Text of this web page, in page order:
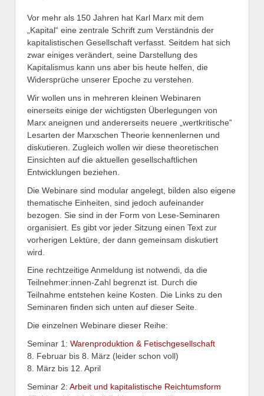
Vor mehr als 150 Jahren hat Karl Marx mit dem
„Kapital“ eine zentrale Schrift zum Verständnis der
kapitalistischen Gesellschaft verfasst. Seitdem hat sich
zwar einiges verändert, seine Darstellung des
Kapitalismus kann uns aber bis heute helfen, die
Widersprüche unserer Epoche zu verstehen.
Wir wollen uns in mehreren kleinen Webinaren
einerseits einige der wichtigsten Überlegungen von
Marx aneignen und andererseits neuere „wertkritische‟
Lesarten der Marxschen Theorie kennenlernen und
diskutieren. Zugleich wollen wir diese theoretischen
Einsichten auf die aktuellen gesellschaftlichen
Entwicklungen beziehen.
Die Webinare sind modular angelegt, bilden also eigene
thematische Einheiten, sind jedoch aufeinander
bezogen. Sie sind in der Form von Lese-Seminaren
organisiert. Es gibt vor jeder Sitzung einen Text zur
vorherigen Lektüre, der dann gemeinsam diskutiert
wird.
Eine rechtzeitige Anmeldung ist notwendi, da die
Teilnehmer:innen-Zahl begrenzt ist. Durch die
Teilnahme entstehen keine Kosten. Die Links zu den
Seminaren finden sich unten auf dieser Seite.
Die einzelnen Webinare dieser Reihe:
Seminar 1: Warenproduktion & Fetischgesellschaft
8. Februar bis 8. März (leider schon voll)
8. März bis 12. April
Seminar 2: Arbeit und kapitalistische Reichtumsform